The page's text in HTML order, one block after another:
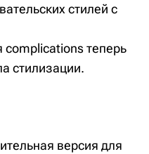
стилей с
complications теперь
стилизации.
версия для